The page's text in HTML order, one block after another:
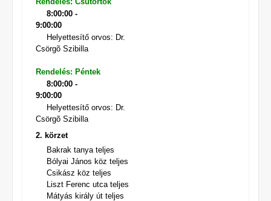
8:00:00 -
9:00:00
Helyettesítő orvos: Dr.
Csörgõ Szibilla
Rendelés: Péntek
8:00:00 -
9:00:00
Helyettesítő orvos: Dr.
Csörgõ Szibilla
2. körzet
Bakrak tanya teljes
Bólyai János köz teljes
Csikász köz teljes
Liszt Ferenc utca teljes
Mátyás király út teljes